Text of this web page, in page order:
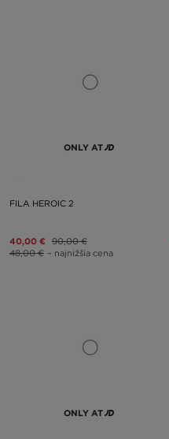
ONLY AT
FILA HEROIC 2
40,00 € 90,00 €
48,00 € – najnižšia cena
ONLY AT